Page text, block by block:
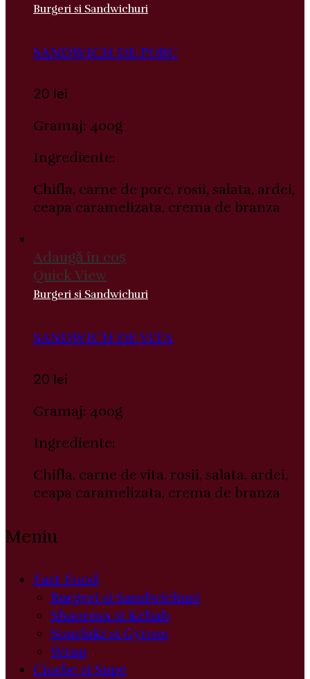
Burgeri si Sandwichuri
SANDWICH DE PORC
20 lei
Gramaj: 400g
Ingrediente:
Chifla, carne de porc, rosii, salata, ardei,
ceapa caramelizata, crema de branza
Adaugă în coș
Quick View
Burgeri si Sandwichuri
SANDWICH DE VITA
20 lei
Gramaj: 400g
Ingrediente:
Chifla, carne de vita, rosii, salata, ardei,
ceapa caramelizata, crema de branza
Meniu
Fast Food
Burgeri si Sandwichuri
Shaorma si Kebab
Souvlaki si Gyross
Wrap
Ciorbe si Supe